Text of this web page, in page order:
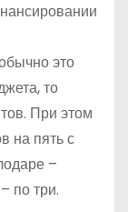
это
то
При этом
на пять с
–
по три.